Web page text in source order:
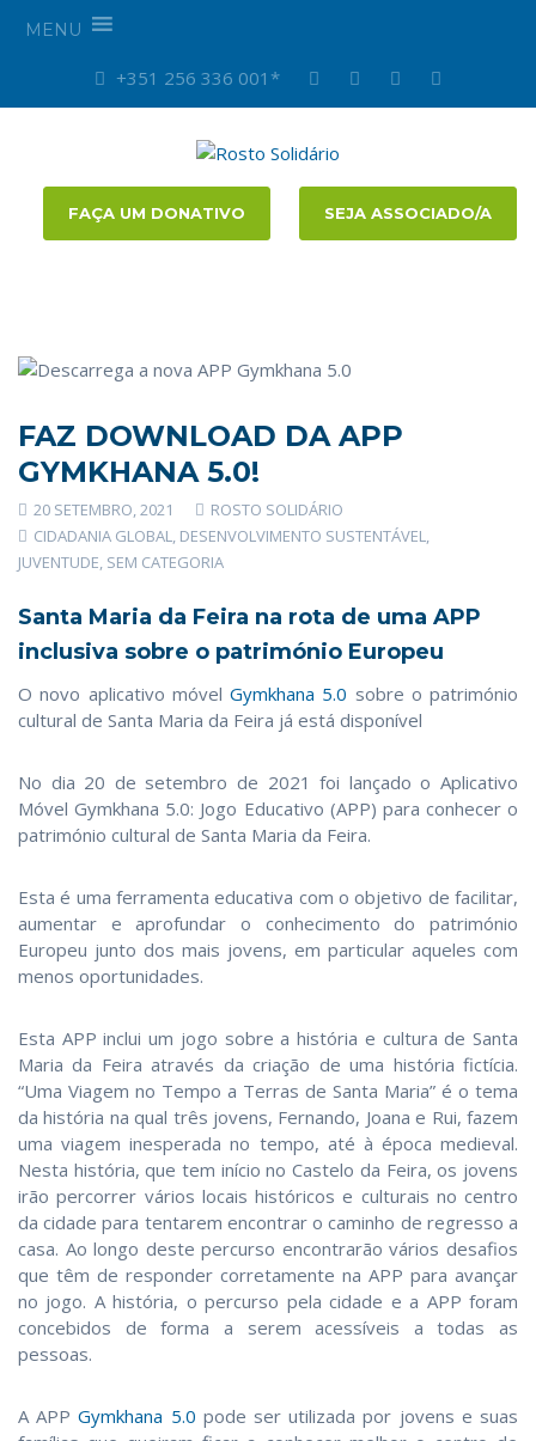
MENU
+351 256 336 001*
FAÇA UM DONATIVO SEJA ASSOCIADO/A
FAZ DOWNLOAD DA APP
GYMKHANA 5.0!
20 SETEMBRO, 2021
ROSTO SOLIDÁRIO
CIDADANIA GLOBAL, DESENVOLVIMENTO SUSTENTÁVEL,
JUVENTUDE, SEM CATEGORIA
Santa Maria da Feira na rota de uma APP
inclusiva sobre o património Europeu
O novo aplicativo móvel Gymkhana 5.0 sobre o património
cultural de Santa Maria da Feira já está disponível
No dia 20 de setembro de 2021 foi lançado o Aplicativo
Móvel Gymkhana 5.0: Jogo Educativo (APP) para conhecer o
património cultural de Santa Maria da Feira.
Esta é uma ferramenta educativa com o objetivo de facilitar,
aumentar e aprofundar o conhecimento do património
Europeu junto dos mais jovens, em particular aqueles com
menos oportunidades.
Esta APP inclui um jogo sobre a história e cultura de Santa
Maria da Feira através da criação de uma história fictícia.
“Uma Viagem no Tempo a Terras de Santa Maria” é o tema
da história na qual três jovens, Fernando, Joana e Rui, fazem
uma viagem inesperada no tempo, até à época medieval.
Nesta história, que tem início no Castelo da Feira, os jovens
irão percorrer vários locais históricos e culturais no centro
da cidade para tentarem encontrar o caminho de regresso a
casa. Ao longo deste percurso encontrarão vários desafios
que têm de responder corretamente na APP para avançar
no jogo. A história, o percurso pela cidade e a APP foram
concebidos de forma a serem acessíveis a todas as
pessoas.
A APPGymkhana 5.0 pode ser utilizada por jovens e suas